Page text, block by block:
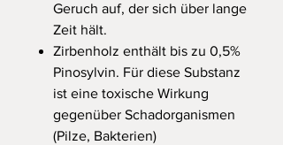
Geruch auf, der sich über lange
Zeit hält.
Zirbenholz enthält bis zu 0,5%
Pinosylvin. Für diese Substanz
ist eine toxische Wirkung
gegenüber Schadorganismen
(Pilze, Bakterien)